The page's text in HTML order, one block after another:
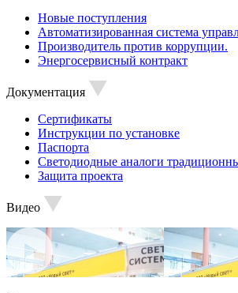
Новые поступления
Автоматизированная система
Производитель против коррупции.
Энергосервисный контракт
Документация
Сертификаты
Инструкции по установке
Паспорта
Светодиодные аналоги
Защита проекта
Видео